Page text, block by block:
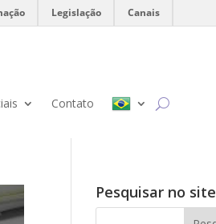
Legislação Canais
Contato
Pesquisar no site